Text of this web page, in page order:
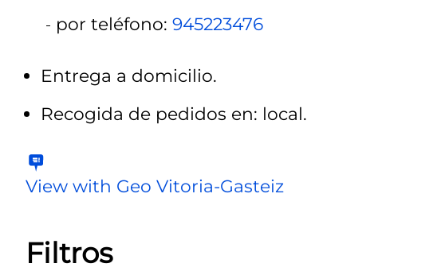
por teléfono: 945223476
Entrega a domicilio.
Recogida de pedidos en: local.
View with Geo Vitoria-Gasteiz
Filtros